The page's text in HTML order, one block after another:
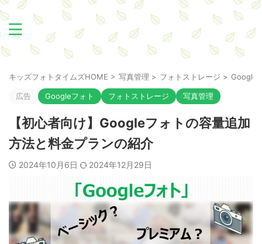
キッズフォトタイムズHOME > 写真管理 > フォトストレージ > Google
広告 Googleフォト フォトストレージ 写真管理
【初心者向け】Googleフォトの容量追加
方法と料金プランの紹介
2024年10月6日 2024年12月29日